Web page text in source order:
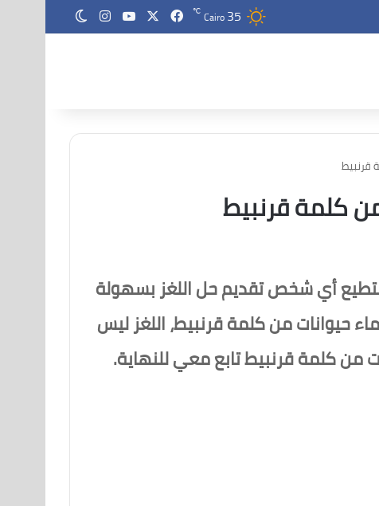
Cairo35
℃ فيسبوك ‫YouTubeانستقرام
قرنبيط
كلمة قرنبيط
أي شخص تقديم حل اللغز بسهولة
حيوانات من كلمة قرنبيط، اللغز ليس
من كلمة قرنبيط تابع معي للنهاية.